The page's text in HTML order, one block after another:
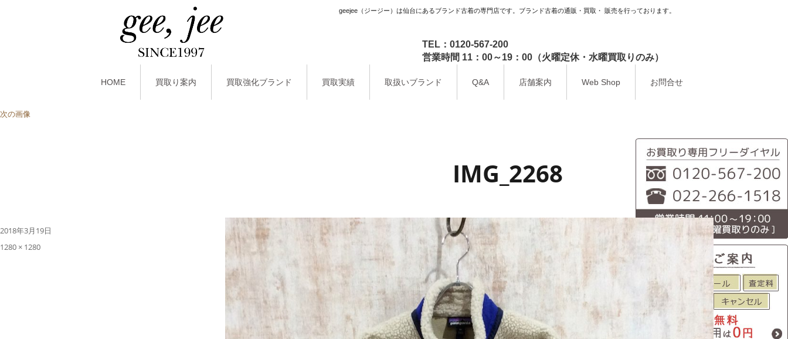
geejee（ジージー）は仙台にあるブランド古着の専門店です。ブランド古着の通販・買取・ 販売を行っております。
TEL：0120-567-200
営業時間 11：00～19：00（火曜定休・水曜買取りのみ）
HOME 買取り案内 買取強化ブランド 買取実績 取扱いブランド Q&A 店舗案内 Web Shop お問合せ
次の画像
IMG_2268
投
稿
2018年3月19日
フ
1280 × 1280